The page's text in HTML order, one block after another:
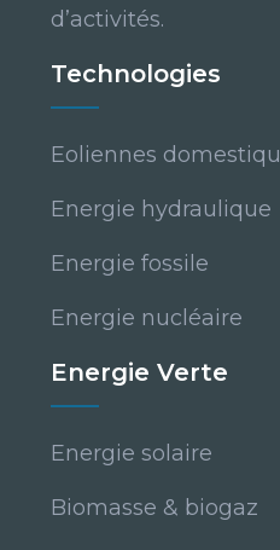
d’activités.
Technologies
Eoliennes
Energie hydraulique
Energie fossile
Energie nucléaire
Energie Verte
Energie solaire
Biomasse & biogaz